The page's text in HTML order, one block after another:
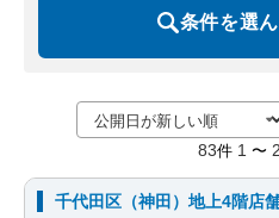
条件を選
83件 1 〜
千代田区（神田）地上4階店